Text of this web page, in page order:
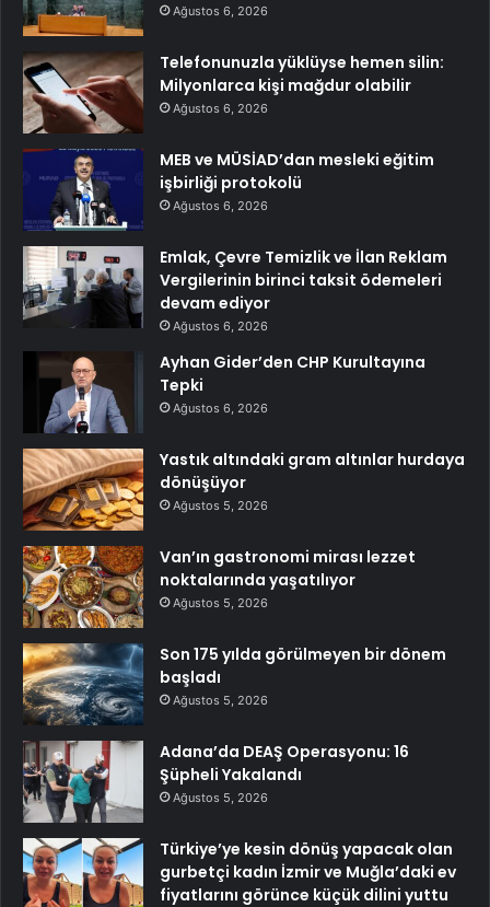
Ağustos 6, 2026
Telefonunuzla yüklüyse hemen silin:
Milyonlarca kişi mağdur olabilir
Ağustos 6, 2026
MEB ve MÜSİAD’dan mesleki eğitim
işbirliği protokolü
Ağustos 6, 2026
Emlak, Çevre Temizlik ve İlan Reklam
Vergilerinin birinci taksit ödemeleri
devam ediyor
Ağustos 6, 2026
Ayhan Gider’den CHP Kurultayına
Tepki
Ağustos 6, 2026
Yastık altındaki gram altınlar hurdaya
dönüşüyor
Ağustos 5, 2026
Van’ın gastronomi mirası lezzet
noktalarında yaşatılıyor
Ağustos 5, 2026
Son 175 yılda görülmeyen bir dönem
başladı
Ağustos 5, 2026
Adana’da DEAŞ Operasyonu: 16
Şüpheli Yakalandı
Ağustos 5, 2026
Türkiye’ye kesin dönüş yapacak olan
gurbetçi kadın İzmir ve Muğla’daki ev
fiyatlarını görünce küçük dilini yuttu